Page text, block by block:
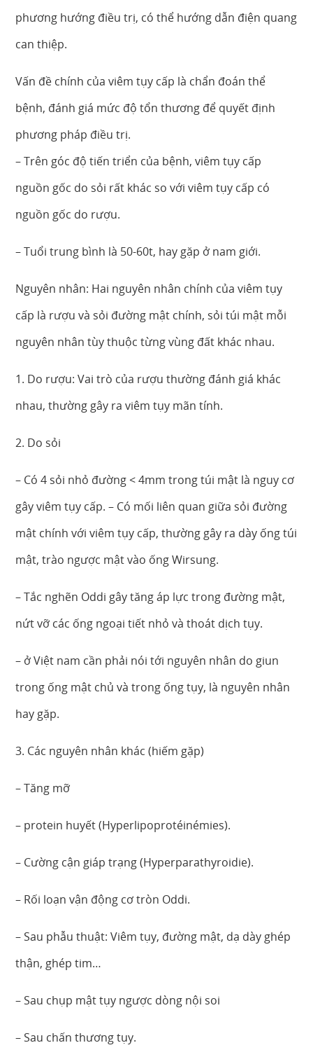
phương hướng điều trị, có thể hướng dẫn điện quang
can thiệp.
Vấn đề chính của viêm tụy cấp là chẩn đoán thể
bệnh, đánh giá mức độ tổn thương để quyết định
phương pháp điều trị.
– Trên góc độ tiến triển của bệnh, viêm tụy cấp
nguồn gốc do sỏi rất khác so với viêm tụy cấp có
nguồn gốc do rượu.
– Tuổi trung bình là 50-60t, hay gặp ở nam giới.
Nguyên nhân: Hai nguyên nhân chính của viêm tụy
cấp là rượu và sỏi đường mật chính, sỏi túi mật mỗi
nguyên nhân tùy thuộc từng vùng đất khác nhau.
1. Do rượu: Vai trò của rượu thường đánh giá khác
nhau, thường gây ra viêm tụy mãn tính.
2. Do sỏi
– Có 4 sỏi nhỏ đường < 4mm trong túi mật là nguy cơ
gây viêm tụy cấp. – Có mối liên quan giữa sỏi đường
mật chính với viêm tụy cấp, thường gây ra dày ống túi
mật, trào ngược mật vào ống Wirsung.
– Tắc nghẽn Oddi gây tăng áp lực trong đường mật,
nứt vỡ các ống ngoại tiết nhỏ và thoát dịch tụy.
– ở Việt nam cần phải nói tới nguyên nhân do giun
trong ống mật chủ và trong ống tụy, là nguyên nhân
hay gặp.
3. Các nguyên nhân khác (hiếm gặp)
– Tăng mỡ
– protein huyết (Hyperlipoprotéinémies).
– Cường cận giáp trạng (Hyperparathyroidie).
– Rối loạn vận động cơ tròn Oddi.
– Sau phẫu thuật: Viêm tụy, đường mật, dạ dày ghép
thận, ghép tim…
– Sau chụp mật tụy ngược dòng nội soi
– Sau chấn thương tụy.